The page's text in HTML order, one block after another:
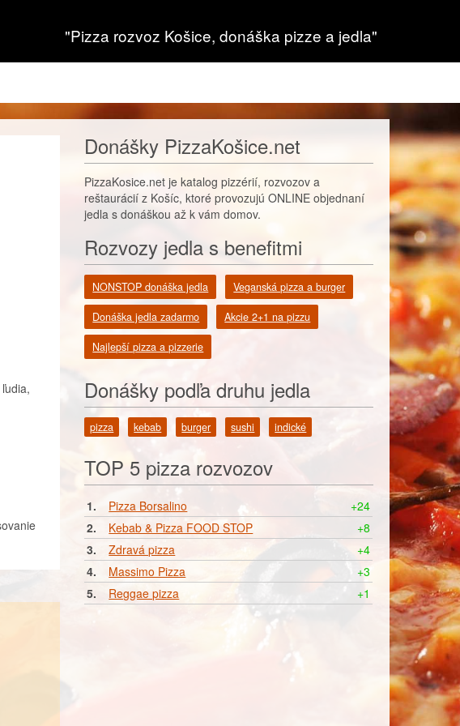
"Pizza rozvoz Košice, donáška pizze a jedla"
Donášky PizzaKošice.net
PizzaKosice.net je katalog pizzérií, rozvozov a
reštaurácií z Košíc, ktoré provozujú ONLINE objednaní
jedla s donáškou až k vám domov.
Rozvozy jedla s benefitmi
NONSTOP donáška jedla Veganská pizza a burger
Donáška jedla zadarmo Akcie 2+1 na pizzu
Najlepší pizza a pizzerie
Donášky podľa druhu jedla
pizza kebab burger sushi indické
TOP 5 pizza rozvozov
1. Pizza Borsalino
+24
2.
Kebab & Pizza FOOD STOP
+8
3.
Zdravá pizza
+4
4.
Massimo Pizza
+3
5.
Reggae pizza +1